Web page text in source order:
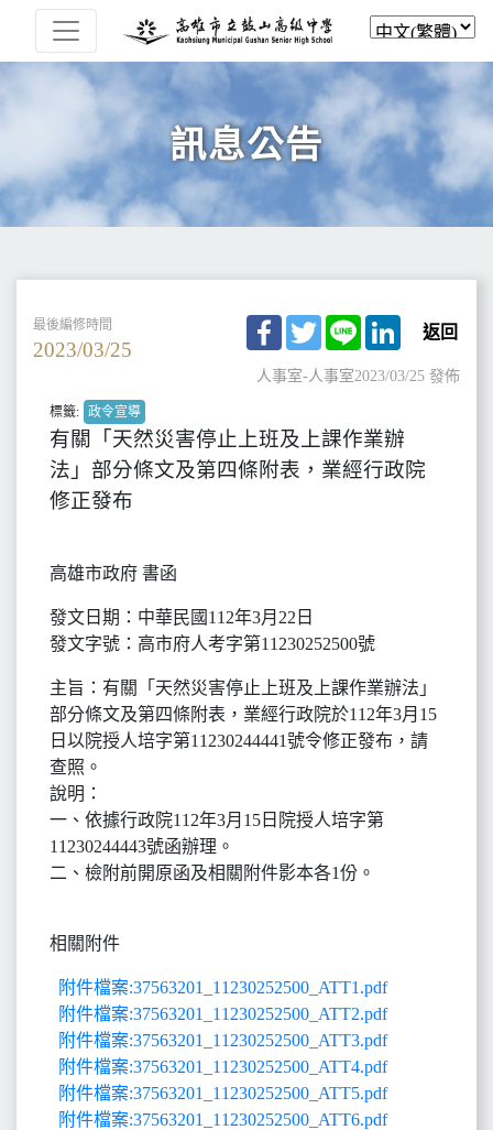
訊息公告
最後編修時間
2023/03/25
Facebook
TwitterLine LinkedIn
返回
人事室-人事室2023/03/25 發佈
標籤: 政令宣導
有關「天然災害停止上班及上課作業辦
法」部分條文及第四條附表，業經行政院
修正發布
高雄市政府 書函
發文日期：中華民國112年3月22日
發文字號：高市府人考字第11230252500號
主旨：有關「天然災害停止上班及上課作業辦法」
部分條文及第四條附表，業經行政院於112年3月15
日以院授人培字第11230244441號令修正發布，請
查照。
說明：
一、依據行政院112年3月15日院授人培字第
11230244443號函辦理。
二、檢附前開原函及相關附件影本各1份。
相關附件
附件檔案:37563201_11230252500_ATT1.pdf
附件檔案:37563201_11230252500_ATT2.pdf
附件檔案:37563201_11230252500_ATT3.pdf
附件檔案:37563201_11230252500_ATT4.pdf
附件檔案:37563201_11230252500_ATT5.pdf
附件檔案:37563201_11230252500_ATT6.pdf